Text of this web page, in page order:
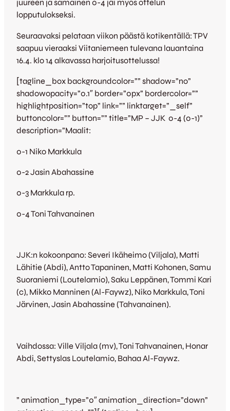
juureen ja samainen 0-4 jäi myös ottelun
lopputulokseksi.
Seuraavaksi pelataan viikon päästä kotikentällä: TPV
saapuu vieraaksi Viitaniemeen tulevana lauantaina
16.4. klo 14 alkavassa harjoitusottelussa!
[tagline_box backgroundcolor=”” shadow=”no”
shadowopacity=”0.1″ border=”0px” bordercolor=””
highlightposition=”top” link=”” linktarget=”_self”
buttoncolor=”” button=”” title=”MP – JJK 0-4 (0-1)”
description=”Maalit:
0-1 Niko Markkula
0-2 Jasin Abahassine
0-3 Markkula rp.
0-4 Toni Tahvanainen
JJK:n kokoonpano: Severi Ikäheimo (Viljala), Matti
Lähitie (Abdi), Antto Tapaninen, Matti Kohonen, Samu
Suoraniemi (Loutelamio), Saku Leppänen, Tommi Kari
(c), Mikko Manninen (Al-Faywz), Niko Markkula, Toni
Järvinen, Jasin Abahassine (Tahvanainen).
Vaihdossa: Ville Viljala (mv), Toni Tahvanainen, Honar
Abdi, Settyslas Loutelamio, Bahaa Al-Faywz.
” animation_type=”0″ animation_direction=”down”